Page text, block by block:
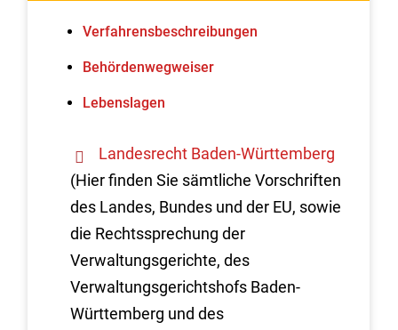
Verfahrens­beschreibungen
Behördenwegweiser
Lebenslagen
Landesrecht Baden-Württemberg
(Hier finden Sie sämtliche Vorschriften
des Landes, Bundes und der EU, sowie
die Rechtssprechung der
Verwaltungsgerichte, des
Verwaltungsgerichtshofs Baden-
Württemberg und des